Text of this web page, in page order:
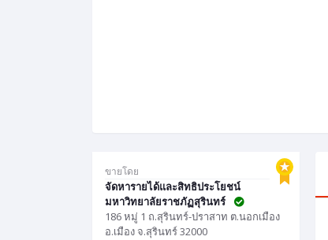
ขายโดย
จัดหารายได้และสิทธิประโยชน์
มหาวิทยาลัยราชภัฏสุรินทร์
186 หมู่ 1 ถ.สุรินทร์-ปราสาท ต.นอกเมือง
อ.เมือง จ.สุรินทร์ 32000